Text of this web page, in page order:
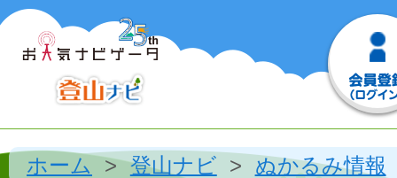
ホーム 登山ナビ ぬかるみ情報